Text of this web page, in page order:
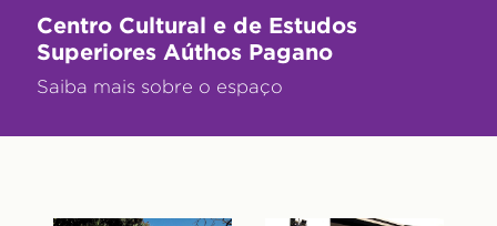
Centro Cultural e de Estudos
Superiores Aúthos Pagano
Saiba mais sobre o espaço